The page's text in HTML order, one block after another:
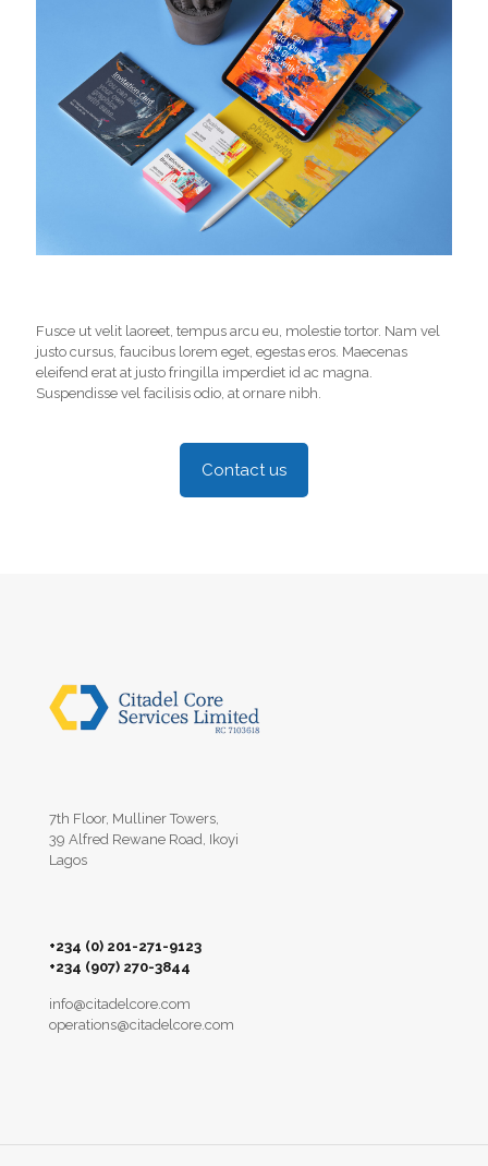
Fusce ut velit laoreet, tempus arcu eu, molestie tortor. Nam vel
justo cursus, faucibus lorem eget, egestas eros. Maecenas
eleifend erat at justo fringilla imperdiet id ac magna.
Suspendisse vel facilisis odio, at ornare nibh.
Contact us
7th Floor, Mulliner Towers,
39 Alfred Rewane Road, Ikoyi
Lagos
+234 (0) 201-271-9123‬
‪+234 (907) 270-3844‬
info@citadelcore.com
operations@citadelcore.com